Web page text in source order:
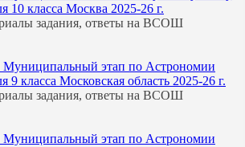
10 класса Москва 2025-26 г.
задания, ответы на ВСОШ
этап по Астрономии
9 класса Московская область 2025-26 г.
задания, ответы на ВСОШ
этап по Астрономии